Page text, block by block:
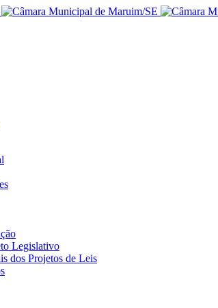
Legislativo
dos Projetos de Leis